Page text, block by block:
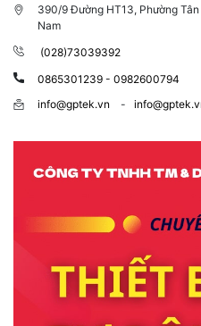
390/9 Đường HT13, Phường
Nam
(028)73039392
0865301239 - 0982600794
info@gptek.vn
-